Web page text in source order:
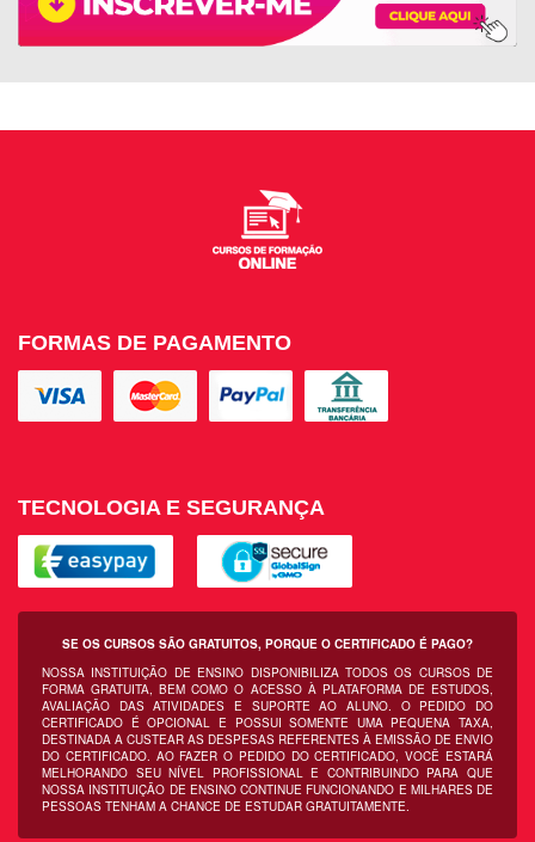
FORMAS DE PAGAMENTO
TECNOLOGIA E SEGURANÇA
SE OS CURSOS SÃO GRATUITOS, PORQUE O CERTIFICADO É PAGO?
NOSSA INSTITUIÇÃO DE ENSINO DISPONIBILIZA TODOS OS CURSOS DE
FORMA GRATUITA, BEM COMO O ACESSO À PLATAFORMA DE ESTUDOS,
AVALIAÇÃO DAS ATIVIDADES E SUPORTE AO ALUNO. O PEDIDO DO
CERTIFICADO É OPCIONAL E POSSUI SOMENTE UMA PEQUENA TAXA,
DESTINADA A CUSTEAR AS DESPESAS REFERENTES À EMISSÃO DE ENVIO
DO CERTIFICADO. AO FAZER O PEDIDO DO CERTIFICADO, VOCÊ ESTARÁ
MELHORANDO SEU NÍVEL PROFISSIONAL E CONTRIBUINDO PARA QUE
NOSSA INSTITUIÇÃO DE ENSINO CONTINUE FUNCIONANDO E MILHARES DE
PESSOAS TENHAM A CHANCE DE ESTUDAR GRATUITAMENTE.